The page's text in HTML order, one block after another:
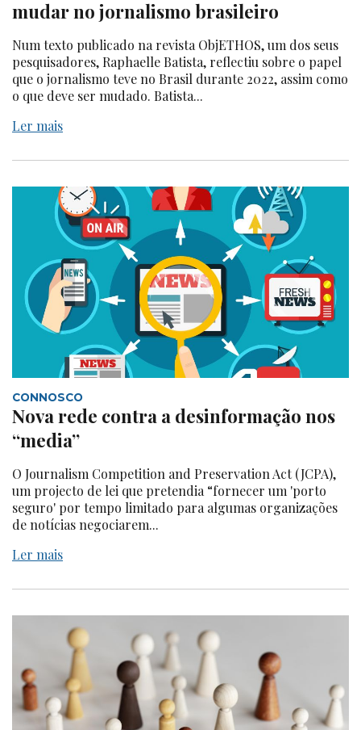
mudar no jornalismo brasileiro
Num texto publicado na revista ObjETHOS, um dos seus
pesquisadores, Raphaelle Batista, reflectiu sobre o papel
que o jornalismo teve no Brasil durante 2022, assim como
o que deve ser mudado. Batista...
Ler mais
CONNOSCO
Nova rede contra a desinformação nos
“media”
O Journalism Competition and Preservation Act (JCPA),
um projecto de lei que pretendia “fornecer um 'porto
seguro' por tempo limitado para algumas organizações
de notícias negociarem...
Ler mais